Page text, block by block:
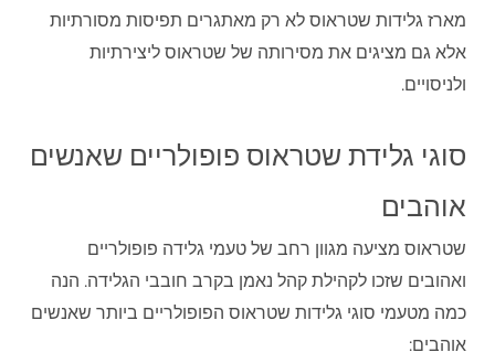
מארז גלידות שטראוס לא רק מאתגרים תפיסות מסורתיות
אלא גם מציגים את מסירותה של שטראוס ליצירתיות
ולניסויים.
סוגי גלידת שטראוס פופולריים שאנשים
אוהבים
שטראוס מציעה מגוון רחב של טעמי גלידה פופולריים
ואהובים שזכו לקהילת קהל נאמן בקרב חובבי הגלידה. הנה
כמה מטעמי סוגי גלידות שטראוס הפופולריים ביותר שאנשים
אוהבים: